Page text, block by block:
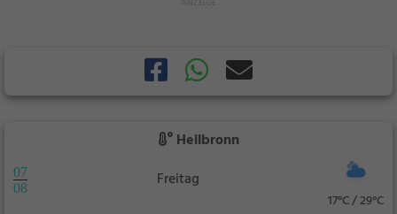
Heilbronn
07
08
Freitag
17°C / 29°C